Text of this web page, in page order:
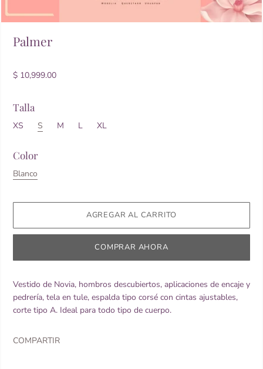
Palmer
$ 10,999.00
Talla
XS S M L XL
Color
Blanco
COMPRAR AHORA
Vestido de Novia, hombros descubiertos, aplicaciones de encaje y
pedrería, tela en tule, espalda tipo corsé con cintas ajustables,
corte tipo A. Ideal para todo tipo de cuerpo.
COMPARTIR